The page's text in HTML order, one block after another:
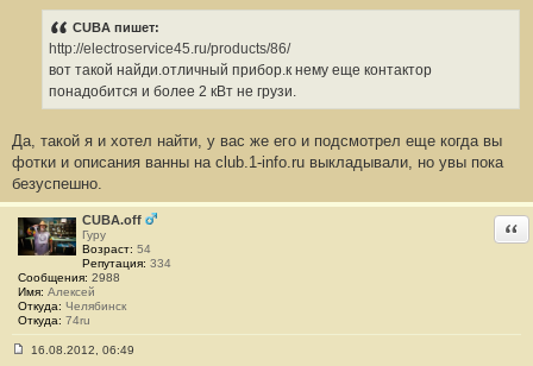
3
CUBA пишет:
http://electroservice45.ru/products/86/
вот такой найди.отличный прибор.к нему еще контактор
понадобится и более 2 кВт не грузи.
Да, такой я и хотел найти, у вас же его и подсмотрел еще когда вы
фотки и описания ванны на club.1-info.ru выкладывали, но увы пока
безуспешно.
CUBA.off
Гуру
Возраст: 54
Репутация: 334
Сообщения: 2988
Имя: Алексей
Откуда: Челябинск
Откуда: 74ru
16.08.2012, 06:49